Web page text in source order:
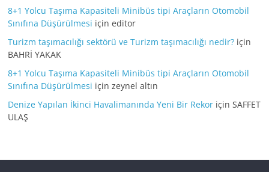
8+1 Yolcu Taşıma Kapasiteli Minibüs tipi Araçların Otomobil
Sınıfına Düşürülmesi içineditor
Turizm taşımacılığı sektörü ve Turizm taşımacılığı nedir? için
BAHRİ YAKAK
8+1 Yolcu Taşıma Kapasiteli Minibüs tipi Araçların Otomobil
Sınıfına Düşürülmesi içinzeynel altın
Denize Yapılan İkinci Havalimanında Yeni Bir Rekor içinSAFFET
ULAŞ